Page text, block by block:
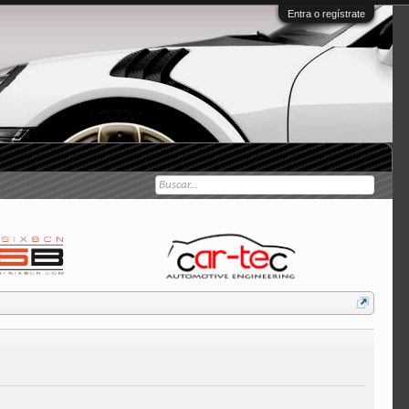
Entra o regístrate